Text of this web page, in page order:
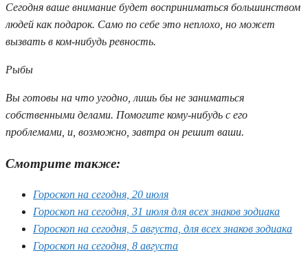
Сегодня ваше внимание будет восприниматься большинством
людей как подарок. Само по себе это неплохо, но может
вызвать в ком-нибудь ревность.
Рыбы
Вы готовы на что угодно, лишь бы не заниматься
собственными делами. Помогите кому-нибудь с его
проблемами, и, возможно, завтра он решит ваши.
Смотрите также:
Гороскоп на сегодня, 20 июля
Гороскоп на сегодня, 31 июля для всех знаков зодиака
Гороскоп на сегодня, 5 августа, для всех знаков зодиака
Гороскоп на сегодня, 8 августа